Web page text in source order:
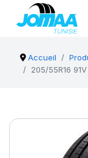
Accueil
205/55R16